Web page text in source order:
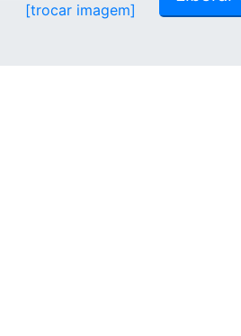
[trocar imagem]